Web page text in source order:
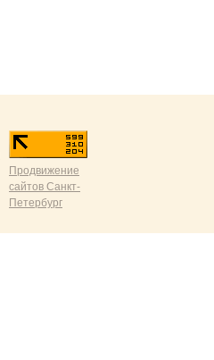
Продвижение
сайтов Санкт-
Петербург